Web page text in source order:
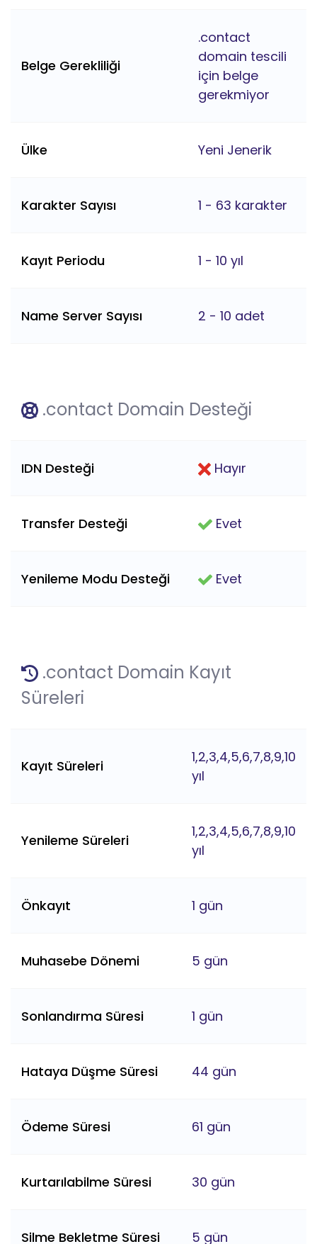
Belge Gerekliliği
.contact
domain tescili
için belge
gerekmiyor
Ülke Yeni Jenerik
Karakter Sayısı 1 - 63 karakter
Kayıt Periodu 1 - 10 yıl
Name Server Sayısı 2 - 10 adet
.contact Domain Desteği
IDN Desteği Hayır
Transfer Desteği Evet
Yenileme Modu Desteği Evet
.contact Domain Kayıt
Süreleri
Kayıt Süreleri
1,2,3,4,5,6,7,8,9,10
yıl
Yenileme Süreleri
1,2,3,4,5,6,7,8,9,10
yıl
Önkayıt 1 gün
Muhasebe Dönemi 5 gün
Sonlandırma Süresi 1 gün
Hataya Düşme Süresi 44 gün
Ödeme Süresi 61 gün
Kurtarılabilme Süresi 30 gün
Silme Bekletme Süresi 5 gün